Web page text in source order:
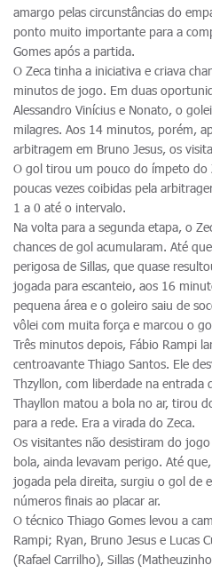
amargo pelas circunstâncias do
ponto muito importante para a
Gomes após a partida.
O Zeca tinha a iniciativa e criava
minutos de jogo. Em duas
Alessandro Vinícius e Nonato, o
milagres. Aos 14 minutos, porém,
arbitragem em Bruno Jesus, os
O gol tirou um pouco do ímpeto do
poucas vezes coibidas pela
1 a 0 até o intervalo.
Na volta para a segunda etapa, o
chances de gol acumularam. Até
perigosa de Sillas, que quase
jogada para escanteio, aos 16
pequena área e o goleiro saiu de
vôlei com muita força e marcou o
Três minutos depois, Fábio Rampi
centroavante Thiago Santos. Ele
Thzyllon, com liberdade na entrada
Thayllon matou a bola no ar, tirou
para a rede. Era a virada do Zeca.
Os visitantes não desistiram do
bola, ainda levavam perigo. Até
jogada pela direita, surgiu o gol de
números finais ao placar ar.
O técnico Thiago Gomes levou a
Rampi; Ryan, Bruno Jesus e Lucas
(Rafael Carrilho), Sillas